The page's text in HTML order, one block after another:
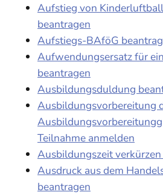
Aufstieg von
beantragen
Aufstiegs-BAföG
Aufwendungsersatz für
beantragen
Ausbildungsduldung
Ausbildungsvorbereitung
Teilnahme anmelden
Ausbildungszeit
Ausdruck aus dem
beantragen